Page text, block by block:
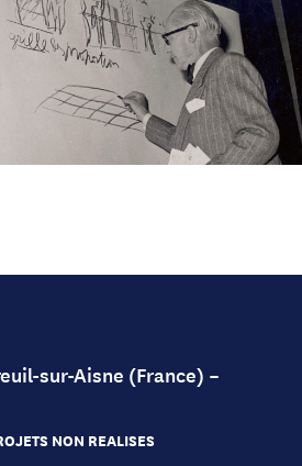
sur-Aisne (France) –
NON REALISES